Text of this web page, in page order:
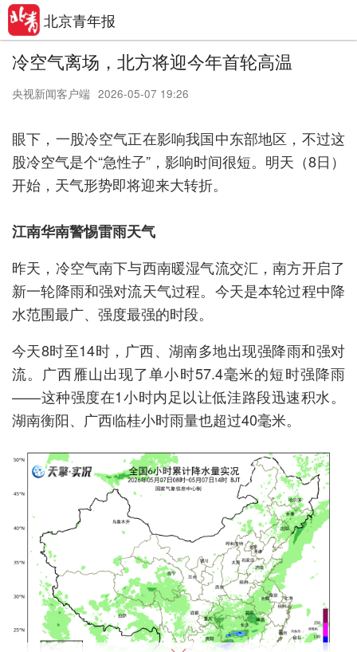
北京青年报
冷空气离场，北方将迎今年首轮高温
央视新闻客户端 2026-05-07 19:26
眼下，一股冷空气正在影响我国中东部地区，不过这
股冷空气是个“急性子”，影响时间很短。明天（8日）
开始，天气形势即将迎来大转折。
江南华南警惕雷雨天气
昨天，冷空气南下与西南暖湿气流交汇，南方开启了
新一轮降雨和强对流天气过程。今天是本轮过程中降
水范围最广、强度最强的时段。
今天8时至14时，广西、湖南多地出现强降雨和强对
流。广西雁山出现了单小时57.4毫米的短时强降雨
——这种强度在1小时内足以让低洼路段迅速积水。
湖南衡阳、广西临桂小时雨量也超过40毫米。